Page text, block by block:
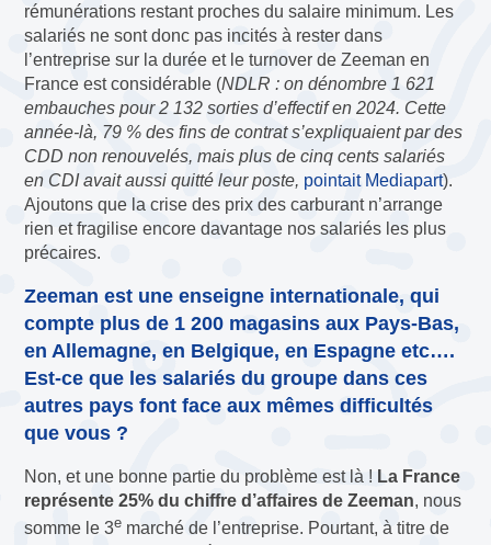
rémunérations restant proches du salaire minimum. Les
salariés ne sont donc pas incités à rester dans
l’entreprise sur la durée et le turnover de Zeeman en
France est considérable (NDLR : on dénombre 1 621
embauches pour 2 132 sorties d’effectif en 2024. Cette
année-là, 79 % des fins de contrat s’expliquaient par des
CDD non renouvelés, mais plus de cinq cents salariés
en CDI avait aussi quitté leur poste, pointait Mediapart).
Ajoutons que la crise des prix des carburant n’arrange
rien et fragilise encore davantage nos salariés les plus
précaires.
Zeeman est une enseigne internationale, qui
compte plus de 1 200 magasins aux Pays-Bas,
en Allemagne, en Belgique, en Espagne etc….
Est-ce que les salariés du groupe dans ces
autres pays font face aux mêmes difficultés
que vous ?
Non, et une bonne partie du problème est là ! La France
représente 25% du chiffre d’affaires de Zeeman, nous
somme le 3e marché de l’entreprise. Pourtant, à titre de